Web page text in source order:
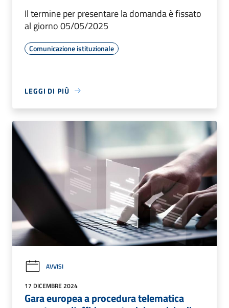
Il termine per presentare la domanda è fissato
al giorno 05/05/2025
Comunicazione istituzionale
LEGGI DI PIÙ
AVVISI
17 DICEMBRE 2024
Gara europea a procedura telematica